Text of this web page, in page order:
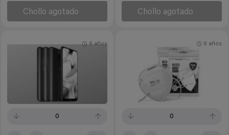
Chollo agotado Chollo agotado
0
6 años
0
6 años